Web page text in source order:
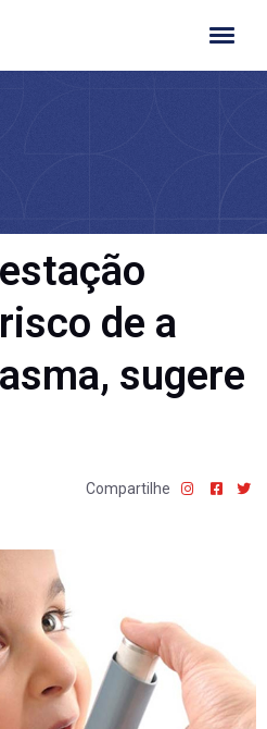
de a
sugere
Compartilhe